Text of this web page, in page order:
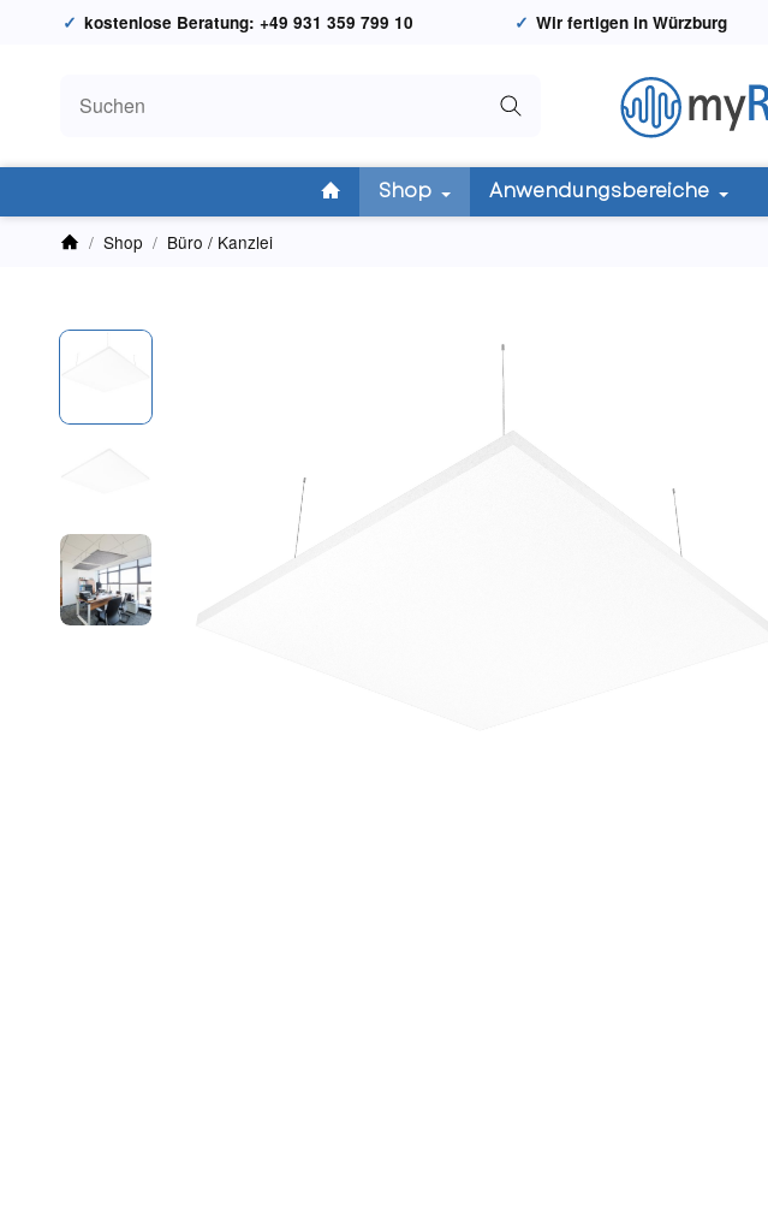
kostenlose Beratung: +49 931 359 799 10 Wir fertigen in Würzburg
Shop Anwendungsbereiche
/ Shop / Büro / Kanzlei